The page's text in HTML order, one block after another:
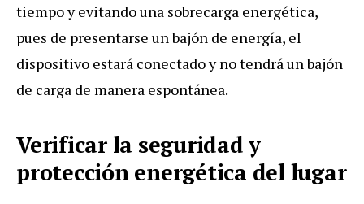
tiempo y evitando una sobrecarga energética,
pues de presentarse un bajón de energía, el
dispositivo estará conectado y no tendrá un bajón
de carga de manera espontánea.
Verificar la seguridad y
protección energética del lugar